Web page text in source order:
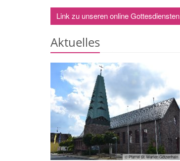
Link zu unseren online Gottesdiensten
Aktuelles
© Pfarrei St. Marien Götzenhain